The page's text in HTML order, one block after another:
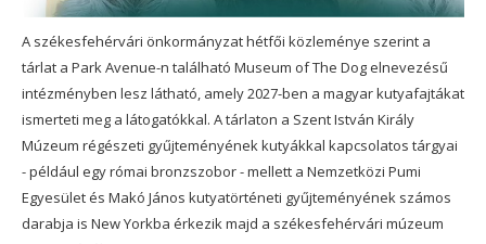
A székesfehérvári önkormányzat hétfői közleménye szerint a
tárlat a Park Avenue-n található Museum of The Dog elnevezésű
intézményben lesz látható, amely 2027-ben a magyar kutyafajtákat
ismerteti meg a látogatókkal. A tárlaton a Szent István Király
Múzeum régészeti gyűjteményének kutyákkal kapcsolatos tárgyai
- például egy római bronzszobor - mellett a Nemzetközi Pumi
Egyesület és Makó János kutyatörténeti gyűjteményének számos
darabja is New Yorkba érkezik majd a székesfehérvári múzeum